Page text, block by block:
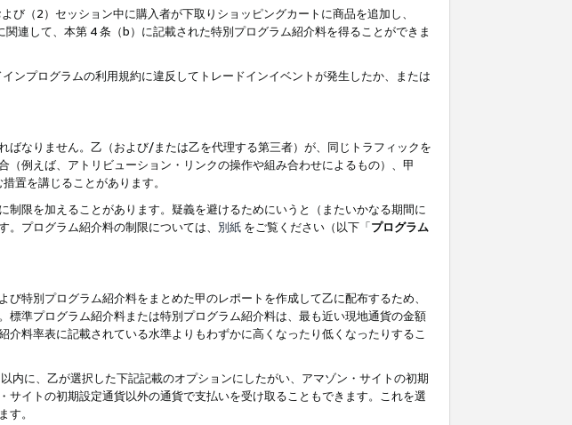
（2）セッション中に購入者が下取りショッピングカートに商品を追加し、
連して、本第 4 条（b）に記載された特別プログラム紹介料を得ることができま
ンプログラムの利用規約に違反してトレードインイベントが発生したか、または
なりません。乙（および/または乙を代理する第三者）が、同じトラフィックを
例えば、アトリビューション・リンクの操作や組み合わせによるもの）、甲
置を講じることがあります。
限を加えることがあります。疑義を避けるためにいうと（またいかなる期間に
プログラム紹介料の制限については、 別紙 をご覧ください（以下「プログラム
特別プログラム紹介料をまとめた甲のレポートを作成して乙に配布するため、
準プログラム紹介料または特別プログラム紹介料は、最も近い現地通貨の金額
料率表に記載されている水準よりもわずかに高くなったり低くなったりするこ
に、乙が選択した下記記載のオプションにしたがい、アマゾン・サイトの初期
イトの初期設定通貨以外の通貨で支払いを受け取ることもできます。これを選
す。